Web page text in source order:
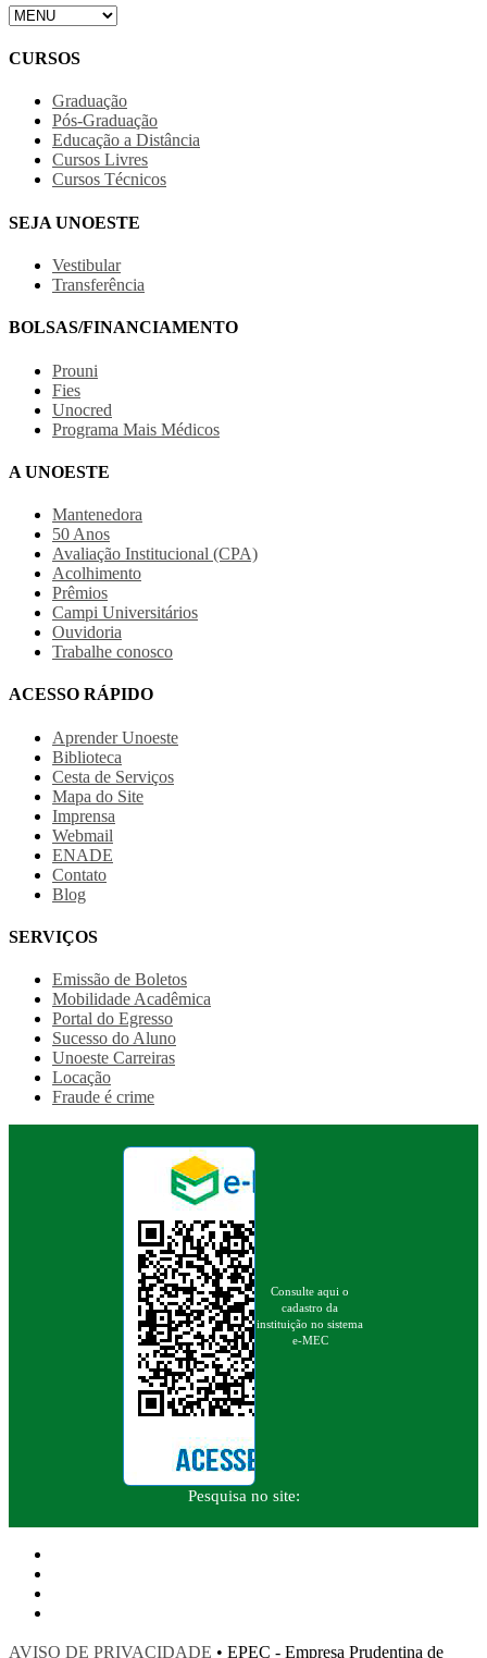
CURSOS
Graduação
Pós-Graduação
Educação a Distância
Cursos Livres
Cursos Técnicos
SEJA UNOESTE
Vestibular
Transferência
BOLSAS/FINANCIAMENTO
Prouni
Fies
Unocred
Programa Mais Médicos
A UNOESTE
Mantenedora
50 Anos
Avaliação Institucional (CPA)
Acolhimento
Prêmios
Campi Universitários
Ouvidoria
Trabalhe conosco
ACESSO RÁPIDO
Aprender Unoeste
Biblioteca
Cesta de Serviços
Mapa do Site
Imprensa
Webmail
ENADE
Contato
Blog
SERVIÇOS
Emissão de Boletos
Mobilidade Acadêmica
Portal do Egresso
Sucesso do Aluno
Unoeste Carreiras
Locação
Fraude é crime
Consulte aqui o
cadastro da
instituição no sistema
e-MEC
Pesquisa no site:
AVISO DE PRIVACIDADE • EPEC - Empresa Prudentina de